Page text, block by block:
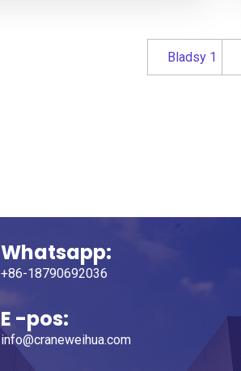
Bladsy 1
Whatsapp:
+86-18790692036
E -pos:
info@craneweihua.com